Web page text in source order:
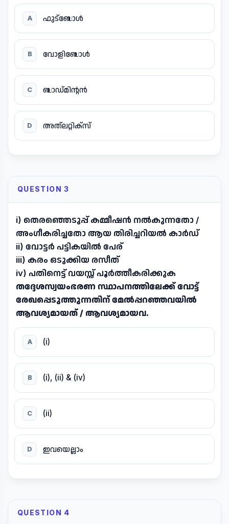
A ഫുട്ബോൾ
B വോളിബോൾ
C ബാഡ്മിന്റൻ
D അത്ലറ്റിക്സ്
QUESTION 3
i) തെരഞ്ഞെടുപ്പ് കമ്മീഷൻ നൽകുന്നതോ /
അംഗീകരിച്ചതോ ആയ തിരിച്ചറിയൽ കാർഡ്
ii) വോട്ടർ പട്ടികയിൽ പേര്
iii) കരം ഒടുക്കിയ രസീത്
iv) പതിനെട്ട് വയസ്സ് പൂർത്തീകരിക്കുക
തദ്ദേശസ്വയംഭരണ സ്ഥാപനത്തിലേക്ക് വോട്ട്
രേഖപ്പെടുത്തുന്നതിന് മേൽപ്പറഞ്ഞവയിൽ
ആവശ്യമായത് / ആവശ്യമായവ.
A (i)
B (i), (ii) & (iv)
C (ii)
D ഇവയെല്ലാം
QUESTION 4